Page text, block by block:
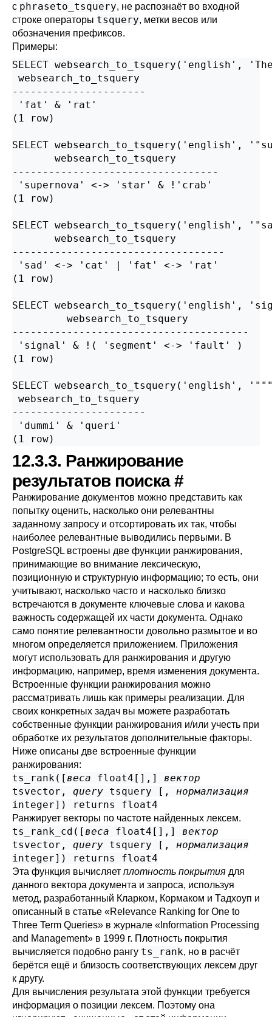
с phraseto_tsquery, не распознаёт во входной
строке операторы tsquery, метки весов или
обозначения префиксов.
Примеры:
SELECT websearch_to_tsquery('english',
websearch_to_tsquery
----------------------
'fat' & 'rat'
(1 row)
SELECT websearch_to_tsquery('english',
       websearch_to_tsquery
----------------------------------
'supernova' <-> 'star' & !'crab'
(1 row)
SELECT
       websearch_to_tsquery
-----------------------------------
'sad' <-> 'cat' | 'fat' <-> 'rat'
(1 row)
SELECT websearch_to_tsquery('english',
         websearch_to_tsquery
---------------------------------------
'signal' & !( 'segment' <-> 'fault' )
(1 row)
SELECT websearch_to_tsquery('english',
websearch_to_tsquery
----------------------
'dummi' & 'queri'
12.3.3. Ранжирование
результатов поиска#
Ранжирование документов можно представить как
попытку оценить, насколько они релевантны
заданному запросу и отсортировать их так, чтобы
наиболее релевантные выводились первыми. В
PostgreSQL встроены две функции ранжирования,
принимающие во внимание лексическую,
позиционную и структурную информацию; то есть, они
учитывают, насколько часто и насколько близко
встречаются в документе ключевые слова и какова
важность содержащей их части документа. Однако
само понятие релевантности довольно размытое и во
многом определяется приложением. Приложения
могут использовать для ранжирования и другую
информацию, например, время изменения документа.
Встроенные функции ранжирования можно
рассматривать лишь как примеры реализации. Для
своих конкретных задач вы можете разработать
собственные функции ранжирования и/или учесть при
обработке их результатов дополнительные факторы.
Ниже описаны две встроенные функции
ранжирования:
ts_rank([веса float4[] , ] вектор
tsvector , query tsquery [ , нормализация
integer]) returns float4
Ранжирует векторы по частоте найденных лексем.
ts_rank_cd([веса float4[] , ] вектор
tsvector , query tsquery [ , нормализация
integer]) returns float4
Эта функция вычисляет плотность покрытия для
данного вектора документа и запроса, используя
метод, разработанный Кларком, Кормаком и Тадхоуп и
описанный в статье «Relevance Ranking for One to
Three Term Queries» в журнале «Information Processing
and Management» в 1999 г. Плотность покрытия
вычисляется подобно рангу ts_rank, но в расчёт
берётся ещё и близость соответствующих лексем друг
к другу.
Для вычисления результата этой функции требуется
информация о позиции лексем. Поэтому она